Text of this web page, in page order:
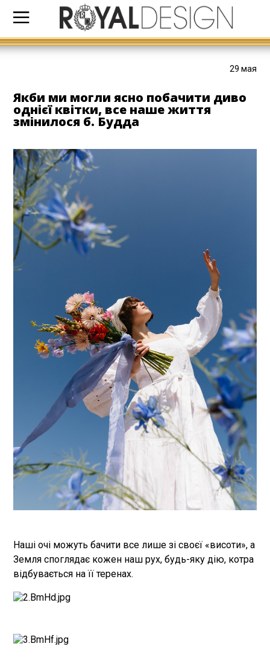
29 мая
Якби ми могли ясно побачити диво
однієї квітки, все наше життя
змінилося б. Будда
Наші очі можуть бачити все лише зі своєї «висоти», а
Земля споглядає кожен наш рух, будь-яку дію, котра
відбувається на її теренах.